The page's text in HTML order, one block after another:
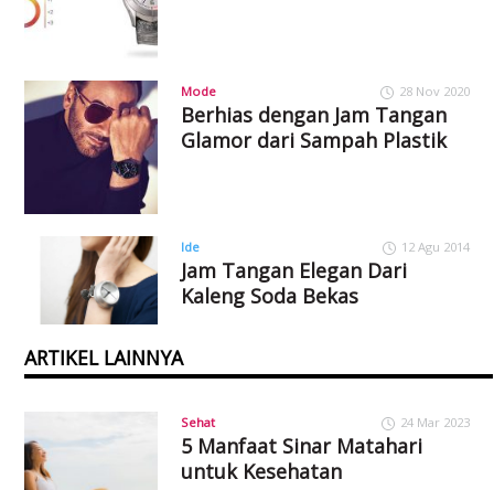
Mode 28 Nov 2020
Berhias dengan Jam Tangan
Glamor dari Sampah Plastik
Ide 12 Agu 2014
Jam Tangan Elegan Dari
Kaleng Soda Bekas
ARTIKEL LAINNYA
Sehat 24 Mar 2023
5 Manfaat Sinar Matahari
untuk Kesehatan